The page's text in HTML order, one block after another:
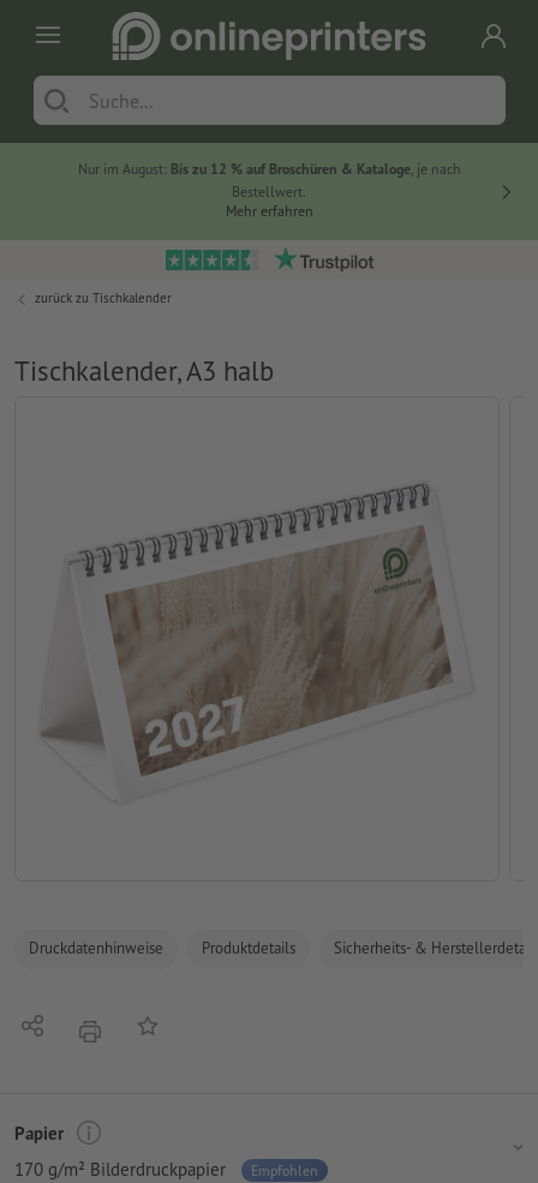
Nur im August: Bis zu 12 % auf Broschüren & Kataloge, je nach
Bestellwert.
Mehr erfahren
zurück zu Tischkalender
Tischkalender, A3 halb
Druckdatenhinweise Produktdetails Sicherheits- &
Teilen DruckenAuf die Merkliste
Papier
170 g/m² Bilderdruckpapier
Empfohlen